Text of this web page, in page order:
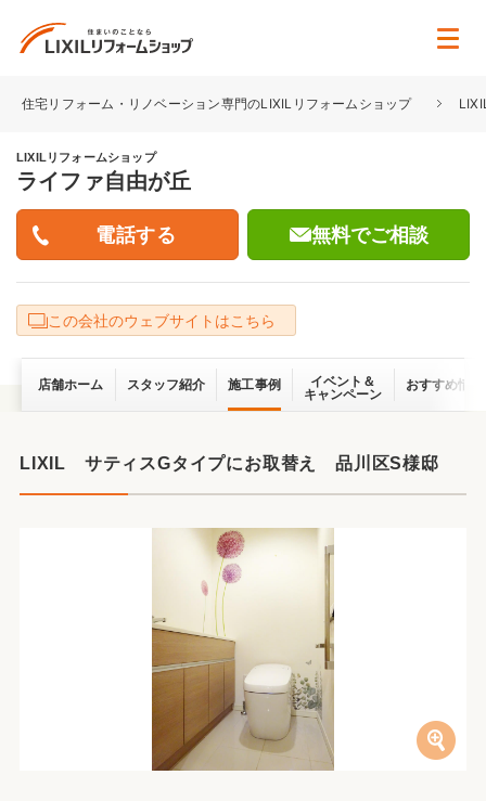
住宅リフォーム・リノベーション専門のLIXILリフォームショップ
LIXILリフォームショップ
ライファ自由が丘
無料でご相談
この会社のウェブサイトはこちら
店舗ホーム スタッフ紹介 施工事例
イベント＆
キャンペーン
おすすめ情報
LIXIL サティスGタイプにお取替え 品川区S様邸